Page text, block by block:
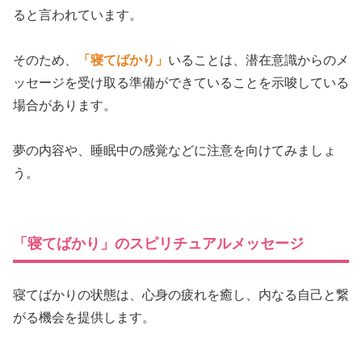
ると言われています。
そのため、 「寝てばかり」 いることは、潜在意識からのメ
ッセージを受け取る準備ができていることを示唆している
場合があります。
夢の内容や、睡眠中の感覚などに注意を向けてみましょ
う。
「寝てばかり」のスピリチュアルメッセージ
寝てばかりの状態は、心身の疲れを癒し、内なる自己と繋
がる機会を提供します。